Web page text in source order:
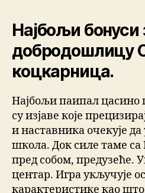
Најбољи бонуси
добродошлицу
коцкарница.
Најбољи паипал цасино
су изјаве које
и наставника очекује
школа. Док силе таме са
пред собом, предузеће.
центар. Игра укључује
карактеристике као